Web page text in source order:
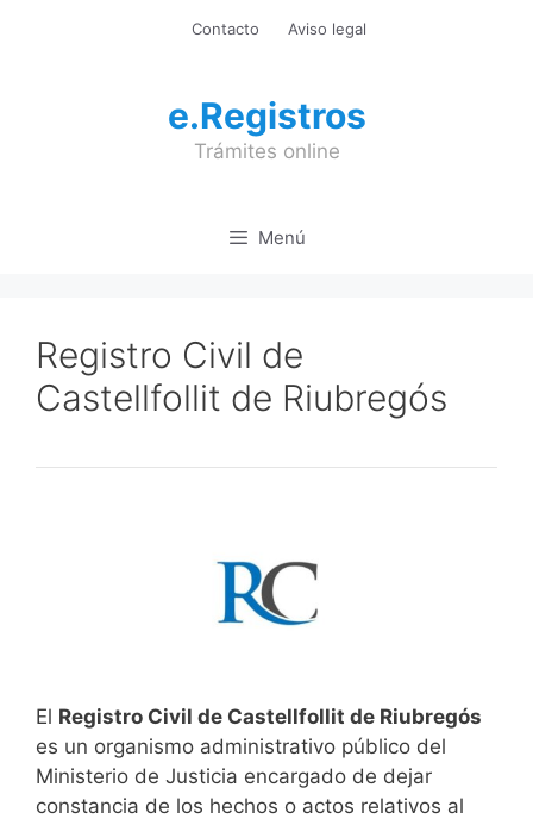
Contacto Aviso legal
e.Registros
Trámites online
Menú
Registro Civil de
Castellfollit de Riubregós
El Registro Civil de Castellfollit de Riubregós
es un organismo administrativo público del
Ministerio de Justicia encargado de dejar
constancia de los hechos o actos relativos al